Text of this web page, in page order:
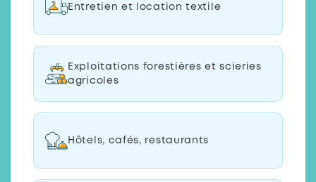
Entretien et location textile
Exploitations forestières et scieries
agricoles
Hôtels, cafés, restaurants